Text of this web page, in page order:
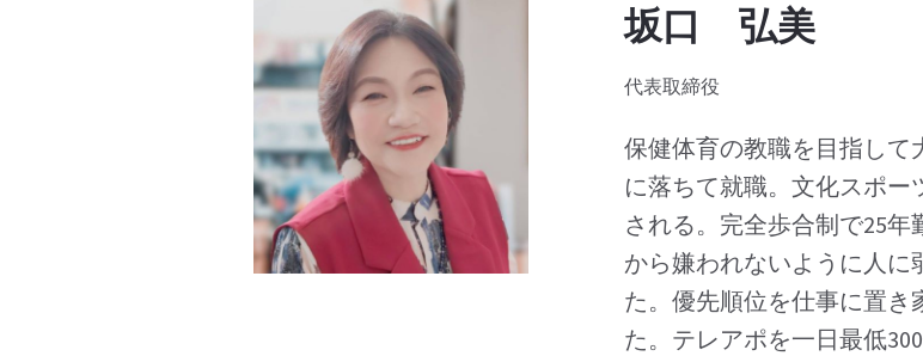
坂口 弘美
代表取締役
保健体育の教職を目指して
に落ちて就職。文化スポ
される。完全歩合制で25年
から嫌われないように人
た。優先順位を仕事に置
た。テレアポを一日最低